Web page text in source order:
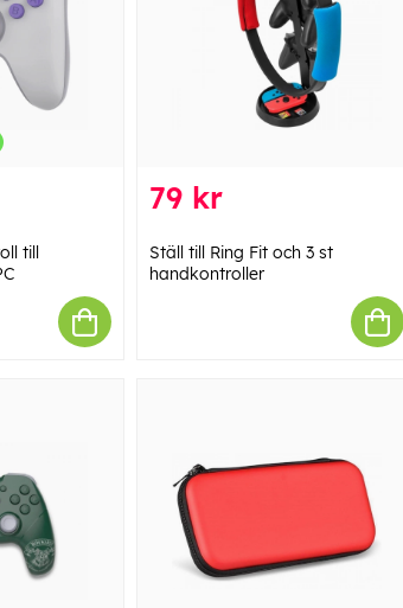
till
79 kr
Ställ till Ring Fit och 3 st
handkontroller